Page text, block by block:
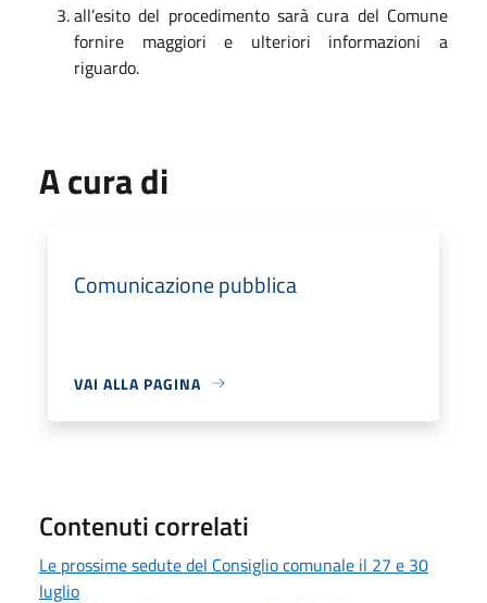
all’esito del procedimento sarà cura del Comune
fornire maggiori e ulteriori informazioni a
riguardo.
A cura di
Comunicazione pubblica
VAI ALLA PAGINA
Contenuti correlati
Le prossime sedute del Consiglio comunale il 27 e 30
luglio